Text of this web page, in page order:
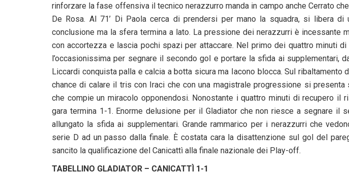
rinforzare la fase offensiva il tecnico nerazzurro manda in campo anche Cerrato
De Rosa. Al 71’ Di Paola cerca di prendersi per mano la squadra, si libera di
conclusione ma la sfera termina a lato. La pressione dei nerazzurri è incessante
con accortezza e lascia pochi spazi per attaccare. Nel primo dei quattro minuti di
l’occasionissima per segnare il secondo gol e portare la sfida ai supplementari,
Liccardi conquista palla e calcia a botta sicura ma Iacono blocca. Sul ribaltamento
chance di calare il tris con Iraci che con una magistrale progressione si presenta
che compie un miracolo opponendosi. Nonostante i quattro minuti di recupero il
gara termina 1-1. Enorme delusione per il Gladiator che non riesce a segnare il
allungato la sfida ai supplementari. Grande rammarico per i nerazzurri che
serie D ad un passo dalla finale. È costata cara la disattenzione sul gol del
sancito la qualificazione del Canicattì alla finale nazionale dei Play-off.
TABELLINO GLADIATOR – CANICATTÌ 1-1